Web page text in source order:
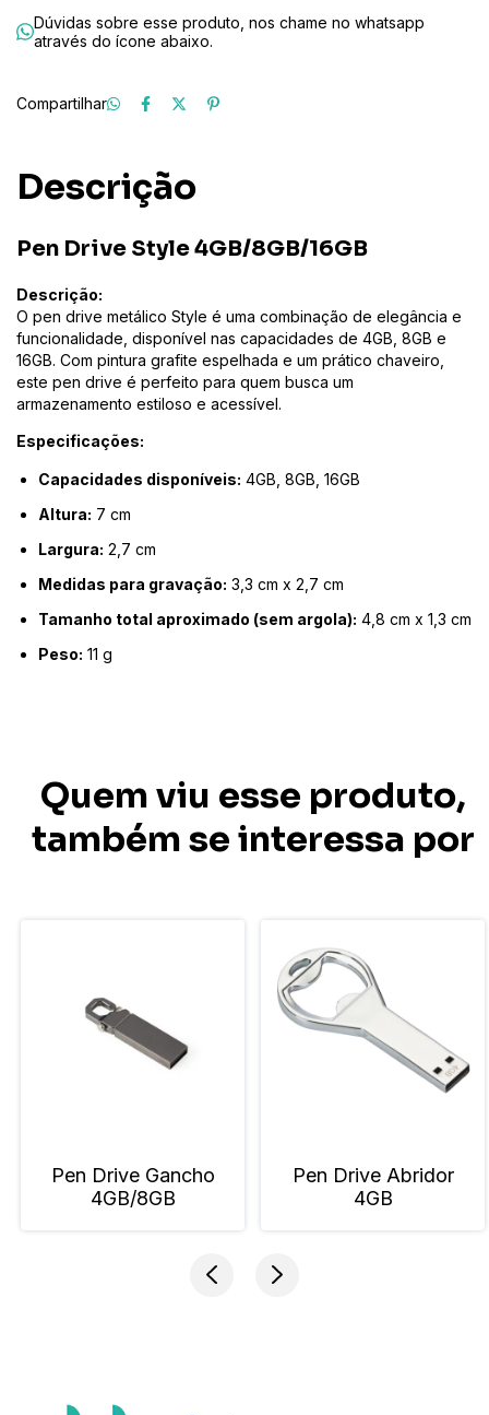
Dúvidas sobre esse produto, nos chame no whatsapp
através do ícone abaixo.
Compartilhar
Descrição
Pen Drive Style 4GB/8GB/16GB
Descrição:
O pen drive metálico Style é uma combinação de elegância e
funcionalidade, disponível nas capacidades de 4GB, 8GB e
16GB. Com pintura grafite espelhada e um prático chaveiro,
este pen drive é perfeito para quem busca um
armazenamento estiloso e acessível.
Especificações:
Capacidades disponíveis: 4GB, 8GB, 16GB
Altura: 7 cm
Largura: 2,7 cm
Medidas para gravação: 3,3 cm x 2,7 cm
Tamanho total aproximado (sem argola): 4,8 cm x 1,3 cm
Peso: 11 g
Quem viu esse produto,
também se interessa por
Pen Drive Gancho
4GB/8GB
Pen Drive Abridor
4GB